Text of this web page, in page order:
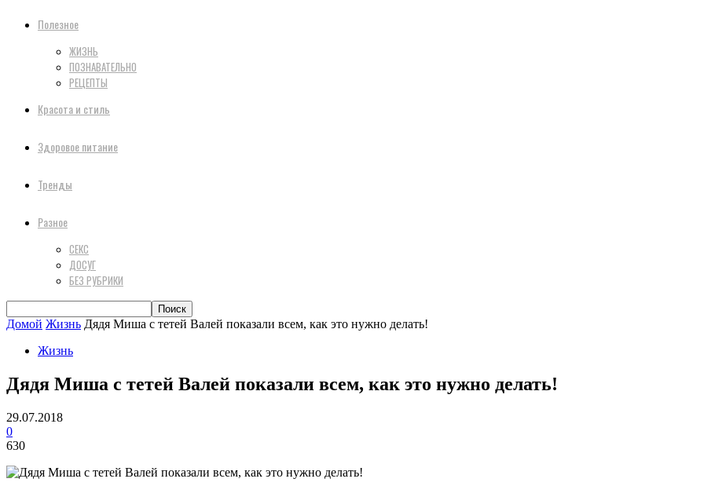
Полезное
ЖИЗНЬ
ПОЗНАВАТЕЛЬНО
РЕЦЕПТЫ
Красота и стиль
Здоровое питание
Тренды
Разное
СЕКС
ДОСУГ
БЕЗ РУБРИКИ
Домой Жизнь Дядя Миша с тетей Валей показали всем, как это нужно делать!
Жизнь
Дядя Миша с тетей Валей показали всем, как это нужно делать!
29.07.2018
0
630